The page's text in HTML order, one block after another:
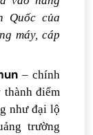
Quốc của
máy, cáp
– chính
thành điểm
như đại lộ
trường